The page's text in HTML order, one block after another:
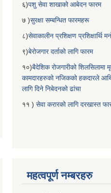
६)पशु सेवा शाखाको आबेदन फारम
७ )सुरक्षा सम्बन्धित फारमहरू
८)सेवाकालीन प्रशिक्षण प्रशिक्षार्थि
९)बेरोजगार दर्ताको लागि फारम
१०)बैदेशिक रोजगारीको शिलसिलामा
कामदारहरुको नजिकको हकदारले
लागि दिने निबेदनको ढांचा
११ ) सेवा करारको लागि दरखास्त
महत्वपूर्ण नम्बरहरु